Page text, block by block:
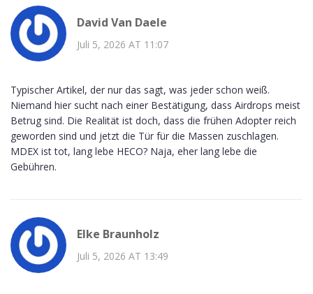
David Van Daele
Juli 5, 2026 AT 11:07
Typischer Artikel, der nur das sagt, was jeder schon weiß.
Niemand hier sucht nach einer Bestätigung, dass Airdrops meist
Betrug sind. Die Realität ist doch, dass die frühen Adopter reich
geworden sind und jetzt die Tür für die Massen zuschlagen.
MDEX ist tot, lang lebe HECO? Naja, eher lang lebe die
Gebühren.
Elke Braunholz
Juli 5, 2026 AT 13:49